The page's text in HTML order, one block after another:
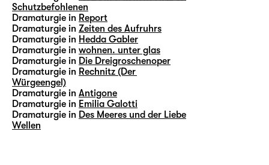
Schutzbefohlenen
Dramaturgie in Report
Dramaturgie in Zeiten des Aufruhrs
Dramaturgie in Hedda Gabler
Dramaturgie in wohnen. unter glas
Dramaturgie in Die Dreigroschenoper
Dramaturgie in Rechnitz (Der
Würgeengel)
Dramaturgie in Antigone
Dramaturgie in Emilia Galotti
Dramaturgie in Des Meeres und der Liebe
Wellen